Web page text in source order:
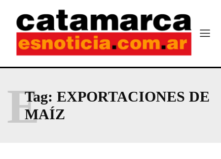
Tag: EXPORTACIONES DE
MAÍZ
E